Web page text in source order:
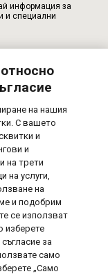
информация за
и специални
на нашия
С вашето
и
и
на трети
на услуги,
на
и подобрим
се използват
изберете
за
само
„Само